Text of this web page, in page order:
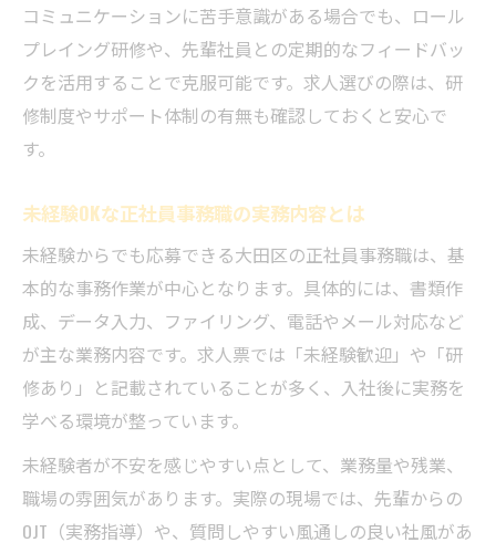
コミュニケーションに苦手意識がある場合でも、ロール
プレイング研修や、先輩社員との定期的なフィードバッ
クを活用することで克服可能です。求人選びの際は、研
修制度やサポート体制の有無も確認しておくと安心で
す。
未経験OKな正社員事務職の実務内容とは
未経験からでも応募できる大田区の正社員事務職は、基
本的な事務作業が中心となります。具体的には、書類作
成、データ入力、ファイリング、電話やメール対応など
が主な業務内容です。求人票では「未経験歓迎」や「研
修あり」と記載されていることが多く、入社後に実務を
学べる環境が整っています。
未経験者が不安を感じやすい点として、業務量や残業、
職場の雰囲気があります。実際の現場では、先輩からの
OJT（実務指導）や、質問しやすい風通しの良い社風があ